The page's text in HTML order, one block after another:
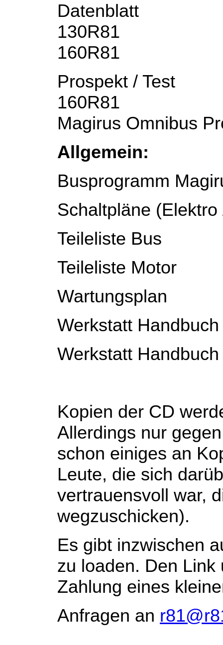
Datenblatt
130R81
160R81
Prospekt / Test
160R81
Magirus Omnibus
Allgemein:
Busprogramm
Schaltpläne
Teileliste Bus
Teileliste Motor
Wartungsplan
Werkstatt
Werkstatt
Kopien der CD
Allerdings nur
schon einiges an
Leute, die sich
vertrauensvoll war,
wegzuschicken).
Es gibt inzwischen
zu loaden. Den Link
Zahlung eines
Anfragen an